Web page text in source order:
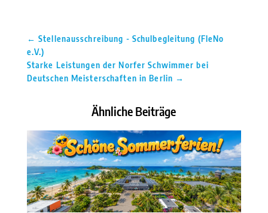
←Stellenausschreibung - Schulbegleitung (FleNo
e.V.)
Starke Leistungen der Norfer Schwimmer bei
Deutschen Meisterschaften in Berlin →
Ähnliche Beiträge